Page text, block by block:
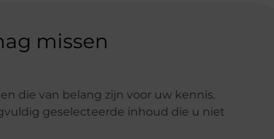
missen
die van belang zijn voor uw kennis.
geselecteerde inhoud die u niet